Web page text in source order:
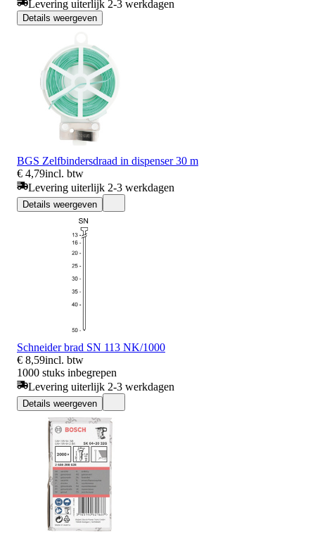
Levering uiterlijk 2-3 werkdagen
Details weergeven
BGS Zelfbindersdraad in dispenser 30 m
€ 4,79incl. btw
Levering uiterlijk 2-3 werkdagen
Details weergeven
Schneider brad SN 113 NK/1000
€ 8,59incl. btw
1000 stuks inbegrepen
Levering uiterlijk 2-3 werkdagen
Details weergeven